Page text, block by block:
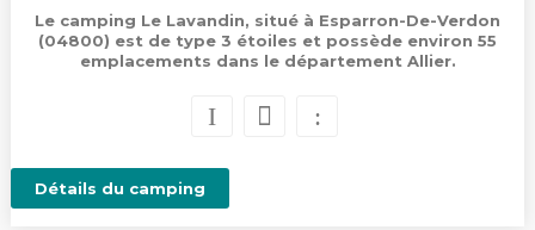
Le camping Le Lavandin, situé à Esparron-De-Verdon
(04800) est de type 3 étoiles et possède environ 55
emplacements dans le département Allier.
Détails du camping